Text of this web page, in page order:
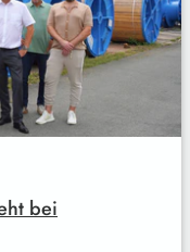
bei